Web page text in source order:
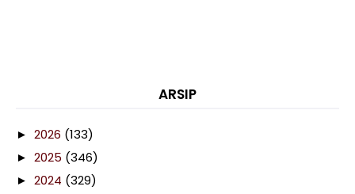
ARSIP
► 2026 (133)
► 2025 (346)
► 2024 (329)